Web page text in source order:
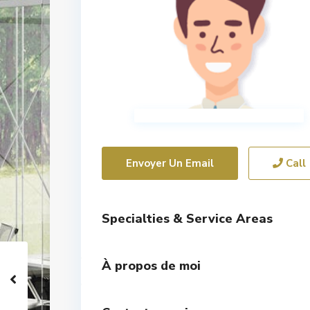
Envoyer Un Email Call
Specialties & Service Areas
À propos de moi